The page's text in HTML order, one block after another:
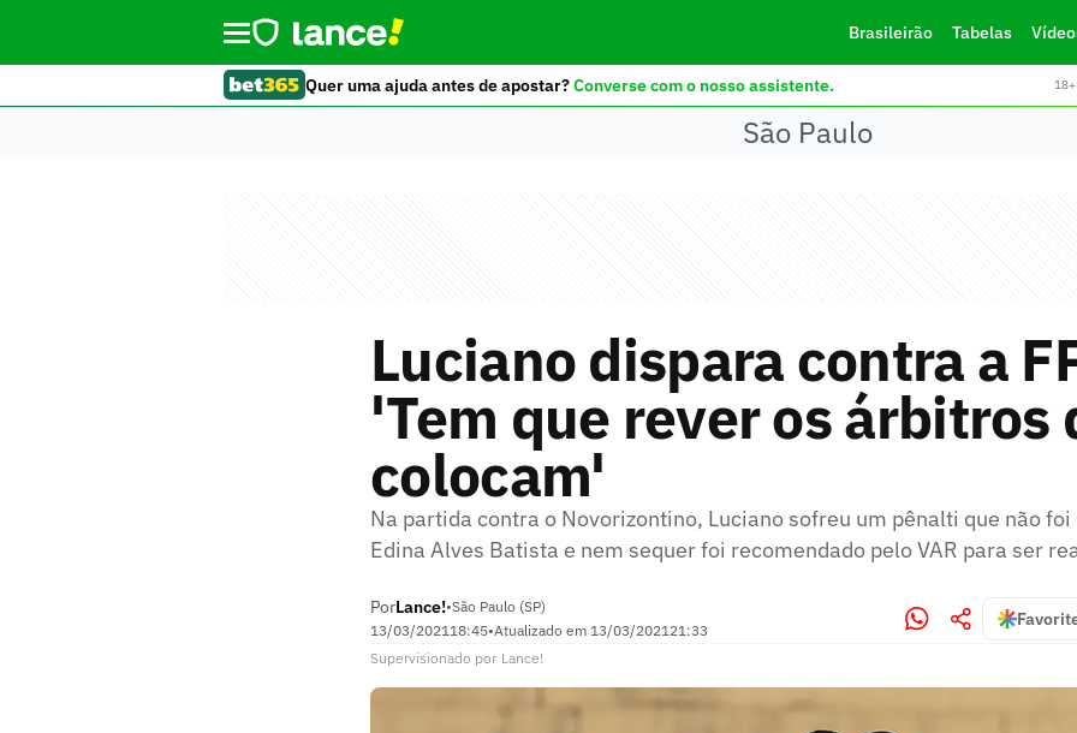
Brasileirão Tabelas
Quer uma ajuda antes de apostar?Converse com o nosso assistente.
São Paulo
Luciano dispara contra a
'Tem que rever os árbitros
colocam'
Na partida contra o Novorizontino, Luciano sofreu um pênalti que não
Edina Alves Batista e nem sequer foi recomendado pelo VAR para ser
PorLance!•São Paulo (SP)
13/03/202118:45•Atualizado em 13/03/202121:33
Supervisionado por Lance!